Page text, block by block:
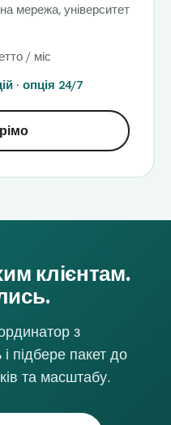
мережа, університет
/ міс
· опція 24/7
клієнтам.
з
підбере пакет до
та масштабу.